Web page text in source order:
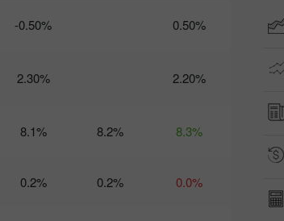
марта:
угрожает
10:28 2025-
Календарь
трейдера на 3
-0.50% 0.50%
2.30% 2.20%
8.1% 8.2% 8.3%
0.2% 0.2% 0.0%